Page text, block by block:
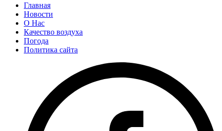
Главная
Новости
О Нас
Качество воздуха
Погода
Политика сайта